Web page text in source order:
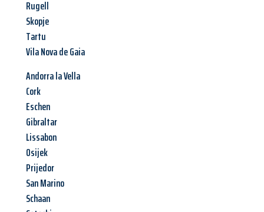
Rugell
Skopje
Tartu
Vila Nova de Gaia
Andorra la Vella
Cork
Eschen
Gibraltar
Lissabon
Osijek
Prijedor
San Marino
Schaan